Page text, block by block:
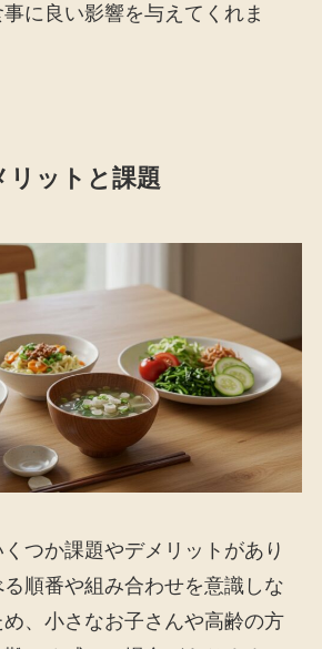
に良い影響を与えてくれま
リットと課題
つか課題やデメリットがあり
順番や組み合わせを意識しな
、小さなお子さんや高齢の方